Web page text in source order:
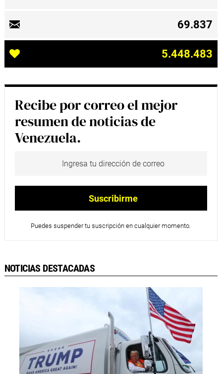
69.837
5.448.483
Recibe por correo el mejor
resumen de noticias de
Venezuela.
Puedes suspender tu suscripción en cualquier momento.
NOTICIAS DESTACADAS